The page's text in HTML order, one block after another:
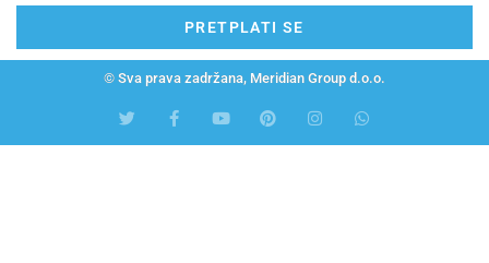
PRETPLATI SE
© Sva prava zadržana, Meridian Group d.o.o.